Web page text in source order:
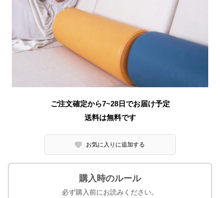
ご注文確定から7~28日でお届け予定
送料は無料です
お気に入りに追加する
購入時のルール
必ず購入前にお読みください。